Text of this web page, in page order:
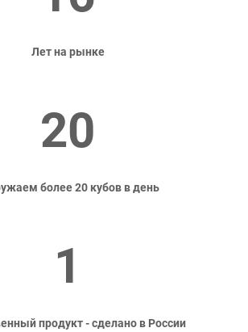
Лет на рынке
20
более 20 кубов в день
1
продукт - сделано в России